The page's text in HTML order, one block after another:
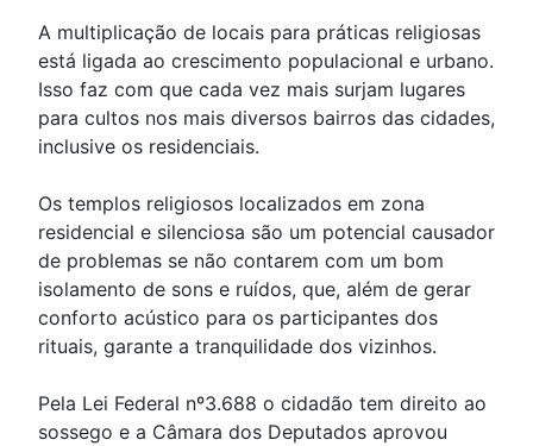
A multiplicação de locais para práticas religiosas
está ligada ao crescimento populacional e urbano.
Isso faz com que cada vez mais surjam lugares
para cultos nos mais diversos bairros das cidades,
inclusive os residenciais.
Os templos religiosos localizados em zona
residencial e silenciosa são um potencial causador
de problemas se não contarem com um bom
isolamento de sons e ruídos, que, além de gerar
conforto acústico para os participantes dos
rituais, garante a tranquilidade dos vizinhos.
Pela Lei Federal nº3.688 o cidadão tem direito ao
sossego e a Câmara dos Deputados aprovou